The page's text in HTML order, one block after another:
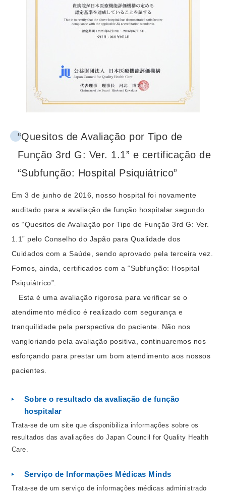
“Quesitos de Avaliação por Tipo de
Função 3rd G: Ver. 1.1” e certificação de
“Subfunção: Hospital Psiquiátrico”
Em 3 de junho de 2016, nosso hospital foi novamente
auditado para a avaliação de função hospitalar segundo
os “Quesitos de Avaliação por Tipo de Função 3rd G: Ver.
1.1” pelo Conselho do Japão para Qualidade dos
Cuidados com a Saúde, sendo aprovado pela terceira vez.
Fomos, ainda, certificados com a “Subfunção: Hospital
Psiquiátrico”.
Esta é uma avaliação rigorosa para verificar se o
atendimento médico é realizado com segurança e
tranquilidade pela perspectiva do paciente. Não nos
vangloriando pela avaliação positiva, continuaremos nos
esforçando para prestar um bom atendimento aos nossos
pacientes.
Sobre o resultado da avaliação de função
hospitalar
Trata-se de um site que disponibiliza informações sobre os
resultados das avaliações do Japan Council for Quality Health
Care.
Serviço de Informações Médicas Minds
Trata-se de um serviço de informações médicas administrado